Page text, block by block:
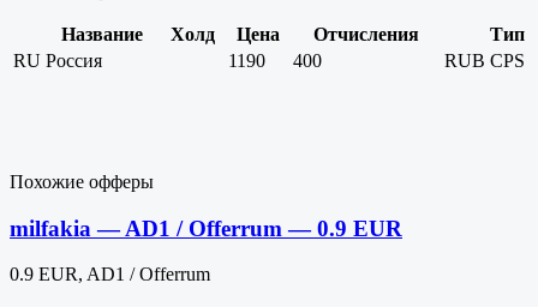
Название Холд Цена Отчисления
Тип
RU Россия 1190 400 RUB CPS
Похожие офферы
milfakia — AD1 / Offerrum — 0.9 EUR
0.9 EUR, AD1 / Offerrum